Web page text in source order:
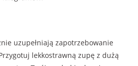
uzupełniają zapotrzebowanie
lekkostrawną zupę z dużą